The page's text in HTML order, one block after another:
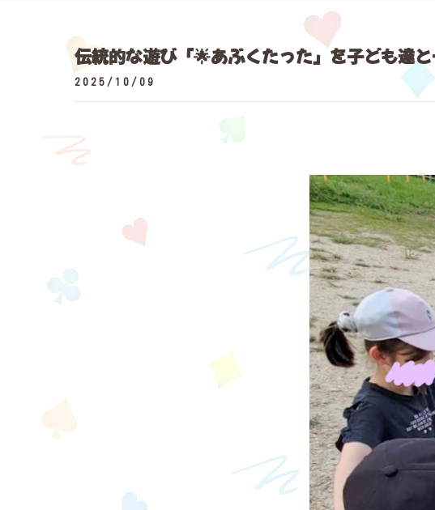
伝統的な遊び「🌟あぶくたった」を子ども達
2025/10/09